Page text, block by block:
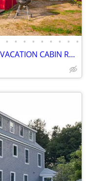
• • • • • • • • •
SPRING & SUMMER WATERFRONT VACATION CABIN RENTALS in ROXBURY MAINE